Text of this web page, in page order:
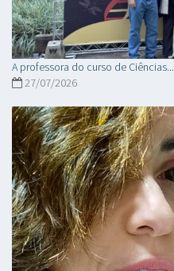
A professora do curso de Ciências...
27/07/2026